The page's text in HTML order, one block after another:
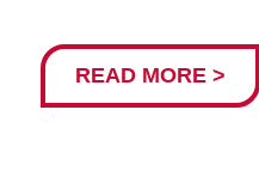
READ MORE >